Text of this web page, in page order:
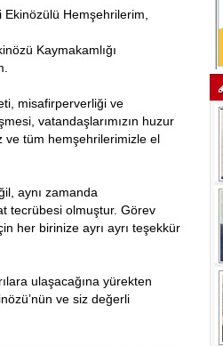
Ekinözülü Hemşehrilerim,
Kaymakamlığı
misafirperverliği ve
vatandaşlarımızın huzur
ve tüm hemşehrilerimizle el
aynı zamanda
tecrübesi olmuştur. Görev
her birinize ayrı ayrı teşekkür
ulaşacağına yürekten
ve siz değerli